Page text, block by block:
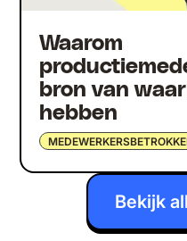
Waarom
bron van
hebben
Bekijk